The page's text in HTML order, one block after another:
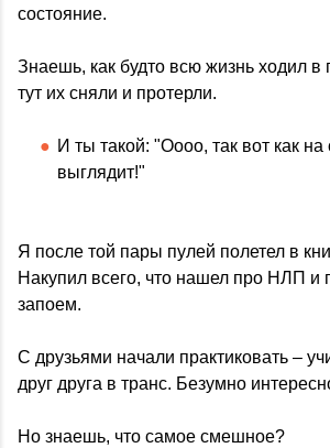
состояние.
Знаешь, как будто всю жизнь ходил в
тут их сняли и протерли.
И ты такой: "Оооо, так вот как
выглядит!"
Я после той пары пулей полетел в
Накупил всего, что нашел про НЛП и
запоем.
С друзьями начали практиковать –
друг друга в транс. Безумно
Но знаешь, что самое смешное?